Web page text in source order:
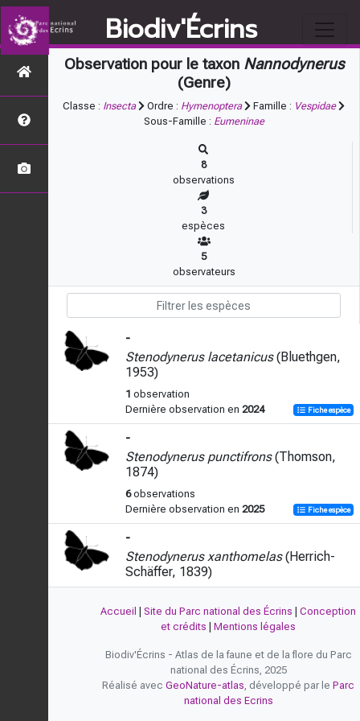
Biodiv'Écrins
Observation pour le taxon Nannodynerus
(Genre)
Classe : Insecta Ordre : Hymenoptera Famille : Vespidae
Sous-Famille : Eumeninae
8
observations
3
espèces
5
observateurs
-
Stenodynerus lacetanicus(Bluethgen,
1953)
1 observation
Dernière observation en 2024 Fiche espèce
-
Stenodynerus punctifrons(Thomson,
1874)
6observations
Dernière observation en 2025 Fiche espèce
-
Stenodynerus xanthomelas(Herrich-
Schäffer, 1839)
Dernière observation en 2024 Fiche espèce
Accueil Site du Parc national des Écrins
Conception
et crédits
Mentions légales
Biodiv'Écrins - Atlas de la faune et de la flore du Parc
national des Écrins, 2025
Réalisé avec GeoNature-atlas, développé par le Parc
national des Ecrins